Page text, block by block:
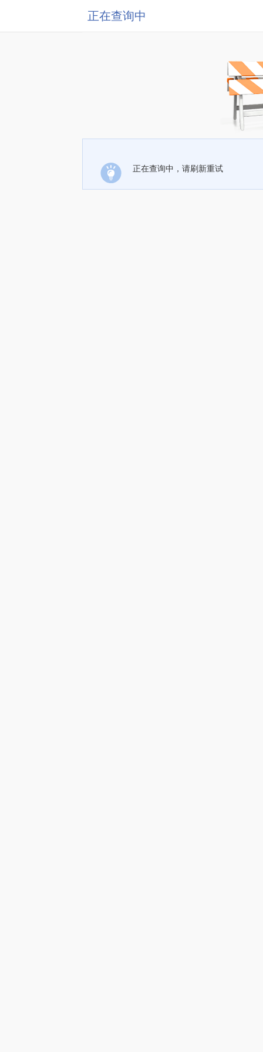
正在查询中
正在查询中，请刷新重试